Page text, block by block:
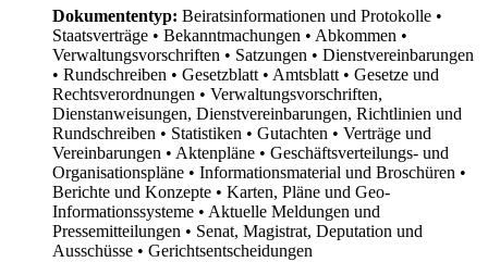
Dokumententyp: Beiratsinformationen und Protokolle •
Staatsverträge • Bekanntmachungen • Abkommen •
Verwaltungsvorschriften • Satzungen • Dienstvereinbarungen
• Rundschreiben • Gesetzblatt • Amtsblatt • Gesetze und
Rechtsverordnungen • Verwaltungsvorschriften,
Dienstanweisungen, Dienstvereinbarungen, Richtlinien und
Rundschreiben • Statistiken • Gutachten • Verträge und
Vereinbarungen • Aktenpläne • Geschäftsverteilungs- und
Organisationspläne • Informationsmaterial und Broschüren •
Berichte und Konzepte • Karten, Pläne und Geo-
Informationssysteme • Aktuelle Meldungen und
Pressemitteilungen • Senat, Magistrat, Deputation und
Ausschüsse • Gerichtsentscheidungen